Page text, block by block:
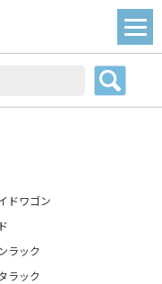
ドワゴン
ラック
ラック